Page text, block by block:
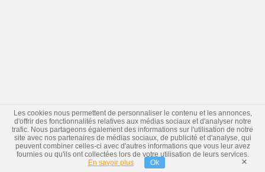
Les cookies nous permettent de personnaliser le contenu et les annonces,
d'offrir des fonctionnalités relatives aux médias sociaux et d'analyser notre
trafic. Nous partageons également des informations sur l'utilisation de notre
site avec nos partenaires de médias sociaux, de publicité et d'analyse, qui
peuvent combiner celles-ci avec d'autres informations que vous leur avez
fournies ou qu'ils ont collectées lors de votre utilisation de leurs services.
En savoir plus
Ok ×